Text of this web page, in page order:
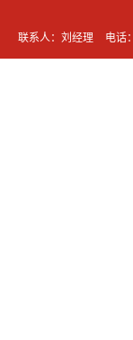
联系人：刘经理 电话